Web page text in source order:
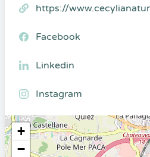
https://
Facebook
Linkedin
Instagram
+
−